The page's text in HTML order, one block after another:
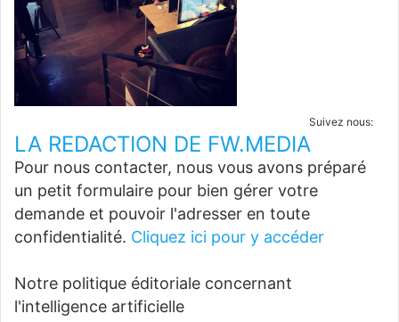
Suivez nous:
LA REDACTION DE FW.MEDIA
Pour nous contacter, nous vous avons préparé
un petit formulaire pour bien gérer votre
demande et pouvoir l'adresser en toute
confidentialité. Cliquez ici pour y accéder
Notre politique éditoriale concernant
l'intelligence artificielle